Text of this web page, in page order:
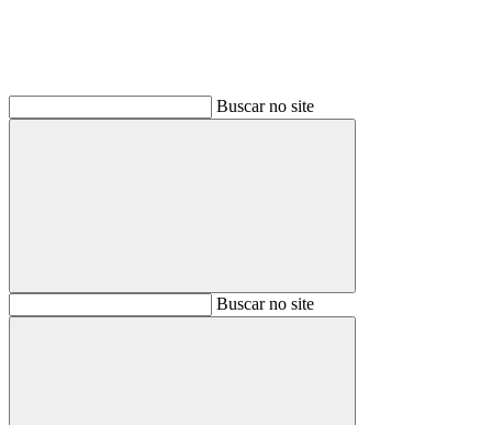
Buscar no site
BuscarBuscar no site